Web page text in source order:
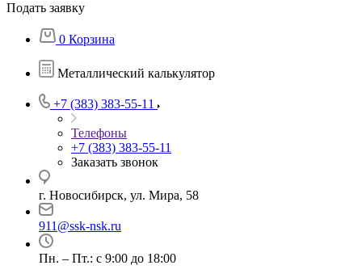
Подать заявку
0 Корзина
Металлический калькулятор
+7 (383) 383-55-11
Телефоны
+7 (383) 383-55-11
Заказать звонок
г. Новосибирск, ул. Мира, 58
911@ssk-nsk.ru
Пн. – Пт.: с 9:00 до 18:00